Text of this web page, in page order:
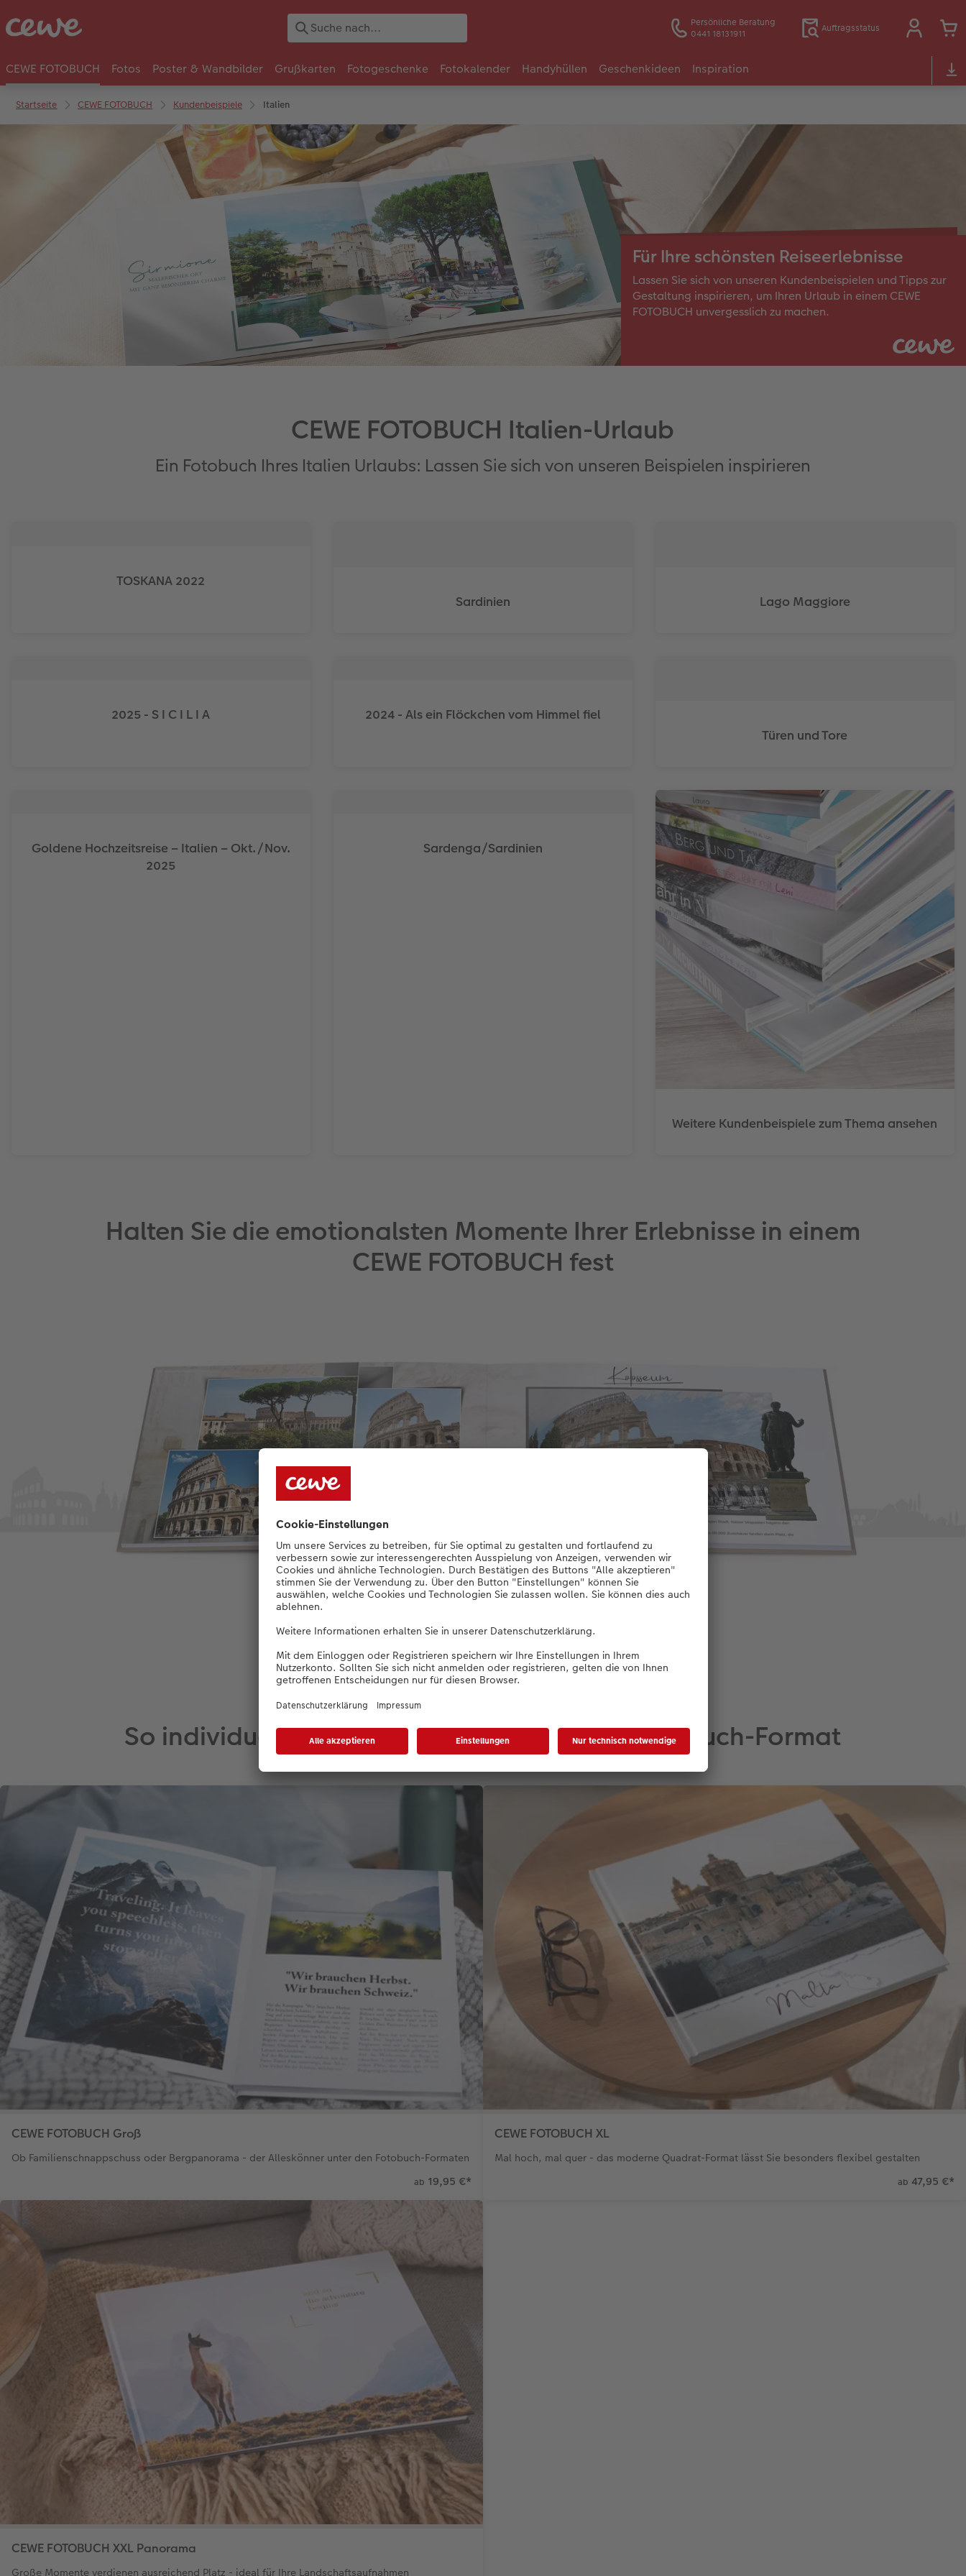
Persönliche Beratung
0441 18131911
Auftragsstatus
CEWE FOTOBUCH Fotos Poster & Wandbilder Grußkarten Fotogeschenke Fotokalender Handyhüllen Geschenkideen Inspiration
Startseite CEWE FOTOBUCH Kundenbeispiele Italien
Für Ihre schönsten Reiseerlebnisse
Lassen Sie sich von unseren Kundenbeispielen und Tipps zur
Gestaltung inspirieren, um Ihren Urlaub in einem CEWE
FOTOBUCH unvergesslich zu machen.
CEWE FOTOBUCH Italien-Urlaub
Ein Fotobuch Ihres Italien Urlaubs: Lassen Sie sich von unseren Beispielen inspirieren
Weitere Kundenbeispiele zum Thema ansehen
TOSKANA 2022
Sardinien
Lago Maggiore
2025 - S I C I L I A
2024 - Als ein Flöckchen vom Himmel fiel
Türen und Tore
Goldene Hochzeitsreise – Italien – Okt./Nov.
2025
Sardenga/Sardinien
Halten Sie die emotionalsten Momente Ihrer Erlebnisse in einem
CEWE FOTOBUCH fest
Jetzt gestalten
So individuell wie Ihre Reise: Finden Sie Ihr Fotobuch-Format
CEWE FOTOBUCH Groß
Ob Familienschnappschuss oder Bergpanorama - der Alleskönner unter den Fotobuch-Formaten
ab 19,95 €*
CEWE FOTOBUCH XL
Mal hoch, mal quer - das moderne Quadrat-Format lässt Sie besonders flexibel gestalten
ab 47,95 €*
CEWE FOTOBUCH XXL Panorama
Große Momente verdienen ausreichend Platz - ideal für Ihre Landschaftsaufnahmen